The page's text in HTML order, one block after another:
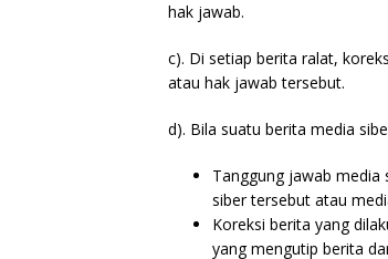
hak jawab.
c). Di setiap berita ralat,
atau hak jawab tersebut.
d). Bila suatu berita media
Tanggung jawab media
siber tersebut atau
Koreksi berita yang
yang mengutip berita